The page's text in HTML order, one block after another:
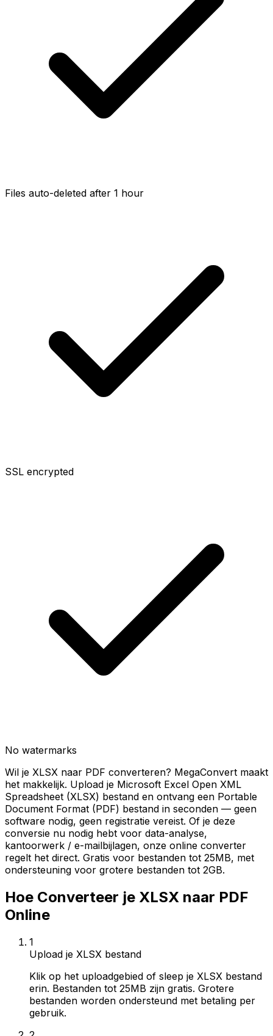
Files auto-deleted after 1 hour
SSL encrypted
No watermarks
Wil je XLSX naar PDF converteren? MegaConvert maakt
het makkelijk. Upload je Microsoft Excel Open XML
Spreadsheet (XLSX) bestand en ontvang een Portable
Document Format (PDF) bestand in seconden — geen
software nodig, geen registratie vereist. Of je deze
conversie nu nodig hebt voor data-analyse,
kantoorwerk / e-mailbijlagen, onze online converter
regelt het direct. Gratis voor bestanden tot 25MB, met
ondersteuning voor grotere bestanden tot 2GB.
Hoe Converteer je XLSX naar PDF
Online
1
Upload je XLSX bestand
Klik op het uploadgebied of sleep je XLSX bestand
erin. Bestanden tot 25MB zijn gratis. Grotere
bestanden worden ondersteund met betaling per
gebruik.